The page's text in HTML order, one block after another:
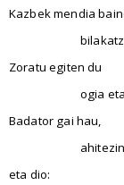
Kazbek mendia
Zoratu egiten du
ogia
Badator gai hau,
eta dio: